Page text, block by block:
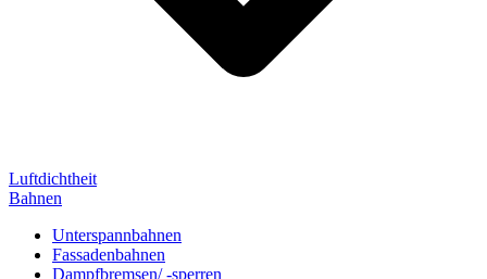
Luftdichtheit
Bahnen
Unterspannbahnen
Fassadenbahnen
Dampfbremsen/ -sperren